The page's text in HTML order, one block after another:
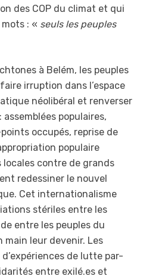
des COP du climat et qui
: « seuls les peuples
à Belém, les peuples
irruption dans l’espace
néolibéral et renverser
populaires,
occupés, reprise de
populaire
locales contre de grands
redessiner le nouvel
Cet internationalisme
stériles entre les
entre les peuples du
main leur devenir. Les
de lutte par-
entre exilé.es et